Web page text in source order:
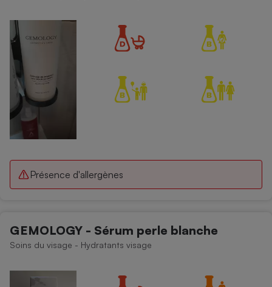
Présence d'allergènes
GEMOLOGY - Sérum perle blanche
Soins du visage - Hydratants visage